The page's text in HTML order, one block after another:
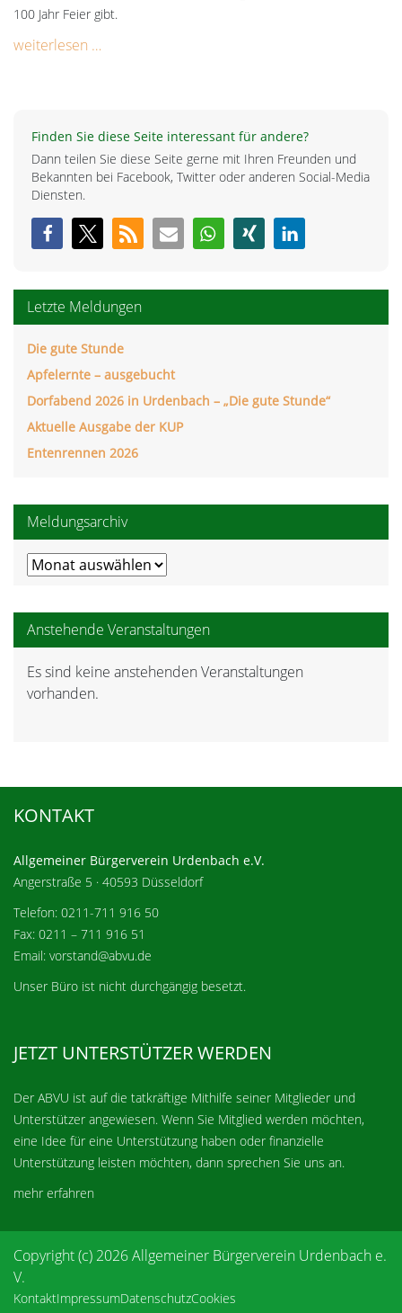
100 Jahr Feier gibt.
weiterlesen …
Finden Sie diese Seite interessant für andere?
Dann teilen Sie diese Seite gerne mit Ihren Freunden und
Bekannten bei Facebook, Twitter oder anderen Social-Media
Diensten.
Letzte Meldungen
Die gute Stunde
Apfelernte – ausgebucht
Dorfabend 2026 in Urdenbach – „Die gute Stunde“
Aktuelle Ausgabe der KUP
Entenrennen 2026
Meldungsarchiv
Meldungsarchiv
Anstehende Veranstaltungen
Hinweis
Es sind keine anstehenden Veranstaltungen
vorhanden.
KONTAKT
Allgemeiner Bürgerverein Urdenbach e.V.
Angerstraße 5 · 40593 Düsseldorf
Telefon: 0211-711 916 50
Fax: 0211 – 711 916 51
Email: vorstand@abvu.de
Unser Büro ist nicht durchgängig besetzt.
JETZT UNTERSTÜTZER WERDEN
Der ABVU ist auf die tatkräftige Mithilfe seiner Mitglieder und
Unterstützer angewiesen. Wenn Sie Mitglied werden möchten,
eine Idee für eine Unterstützung haben oder finanzielle
Unterstützung leisten möchten, dann sprechen Sie uns an.
mehr erfahren
Copyright (c) 2026 Allgemeiner Bürgerverein Urdenbach e.
V.
KontaktImpressumDatenschutzCookies